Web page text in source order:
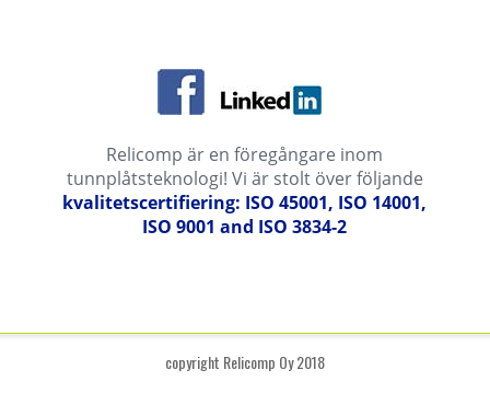
Relicomp är en föregångare inom
tunnplåtsteknologi! Vi är stolt över följande
kvalitetscertifiering: ISO 45001, ISO 14001,
ISO 9001 and ISO 3834-2
copyright Relicomp Oy 2018